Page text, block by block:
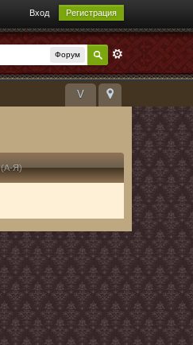
Вход Регистрация
Форум
V
(А-Я)